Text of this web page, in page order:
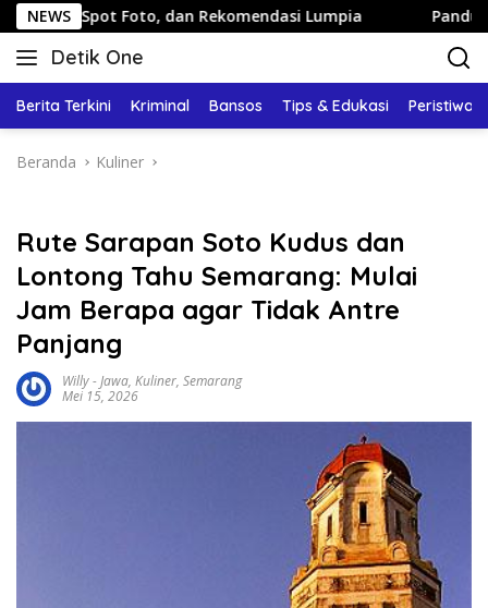
Langsung
ke
konten
NEWS
dan Rekomendasi Lumpia Panduan Wisata Keluarga
Detik One
Tajam
Fakta
Berita Terkini Kriminal Bansos Tips & Edukasi Peristiwa
Beranda Kuliner
Rute Sarapan Soto Kudus dan
Lontong Tahu Semarang: Mulai
Jam Berapa agar Tidak Antre
Panjang
Willy-Jawa, Kuliner, Semarang
Mei 15, 2026